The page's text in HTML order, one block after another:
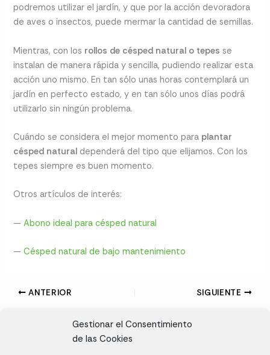
Gestionar el Consentimiento
de las Cookies
podremos utilizar el jardín, y que por la acción devoradora
de aves o insectos, puede mermar la cantidad de semillas.
Mientras, con los rollos de césped natural o tepes se
instalan de manera rápida y sencilla, pudiendo realizar esta
acción uno mismo. En tan sólo unas horas contemplará un
jardín en perfecto estado, y en tan sólo unos días podrá
utilizarlo sin ningún problema.
Cuándo se considera el mejor momento para plantar
césped natural dependerá del tipo que elijamos. Con los
tepes siempre es buen momento.
Otros artículos de interés:
—Abono ideal para césped natural
—Césped natural de bajo mantenimiento
ANTERIOR SIGUIENTE